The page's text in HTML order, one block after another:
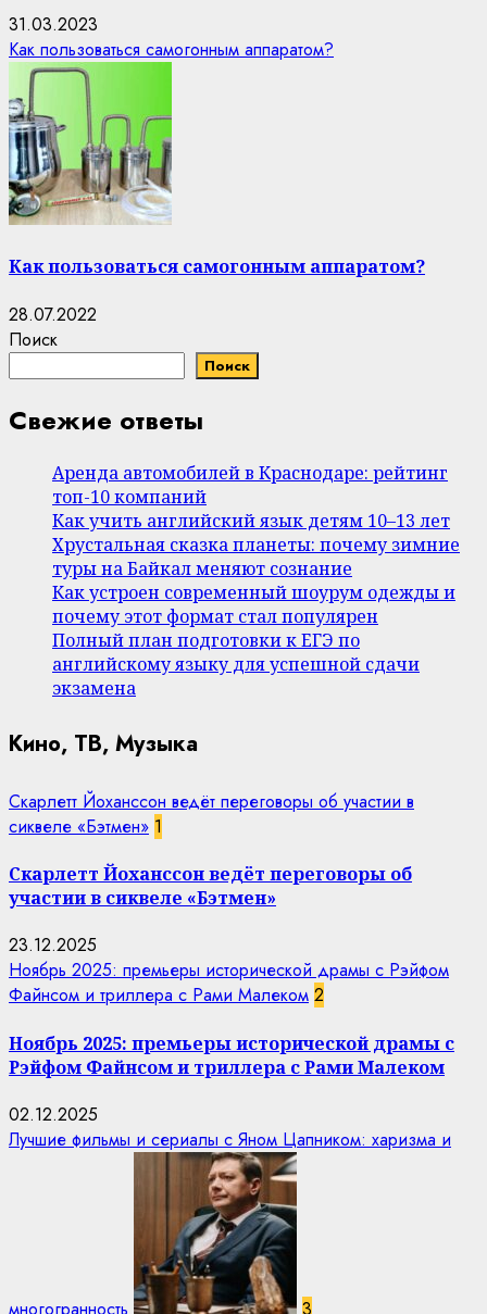
31.03.2023
Как пользоваться самогонным аппаратом?
Как пользоваться самогонным аппаратом?
28.07.2022
Поиск
Поиск
Свежие ответы
Аренда автомобилей в Краснодаре: рейтинг
топ-10 компаний
Как учить английский язык детям 10–13 лет
Хрустальная сказка планеты: почему зимние
туры на Байкал меняют сознание
Как устроен современный шоурум одежды и
почему этот формат стал популярен
Полный план подготовки к ЕГЭ по
английскому языку для успешной сдачи
экзамена
Кино, ТВ, Музыка
Скарлетт Йоханссон ведёт переговоры об участии в
сиквеле «Бэтмен» 1
Скарлетт Йоханссон ведёт переговоры об
участии в сиквеле «Бэтмен»
23.12.2025
Ноябрь 2025: премьеры исторической драмы с Рэйфом
Файнсом и триллера с Рами Малеком 2
Ноябрь 2025: премьеры исторической драмы с
Рэйфом Файнсом и триллера с Рами Малеком
02.12.2025
Лучшие фильмы и сериалы с Яном Цапником: харизма и
многогранность 3